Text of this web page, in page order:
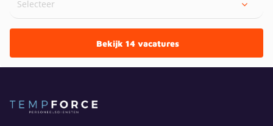
Bekijk 14 vacatures